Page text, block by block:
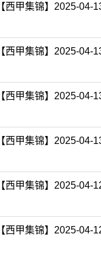
【西甲集锦】2025-04-
【西甲集锦】2025-04-
【西甲集锦】2025-04-
【西甲集锦】2025-04-
【西甲集锦】2025-04-
【西甲集锦】2025-04-